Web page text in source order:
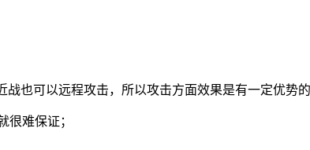
也可以远程攻击，所以攻击方面效果是有一定优势的
很难保证；